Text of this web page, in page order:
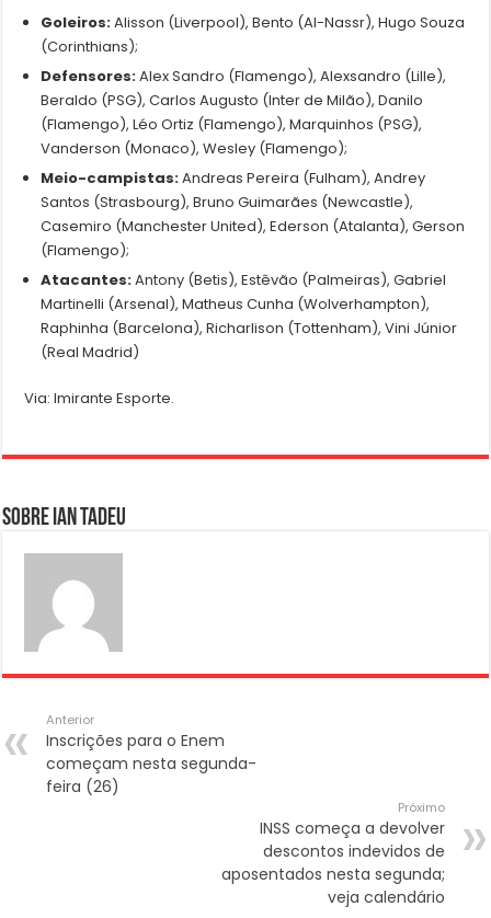
Goleiros:Alisson (Liverpool), Bento (Al-Nassr), Hugo Souza
(Corinthians);
Defensores:Alex Sandro (Flamengo), Alexsandro (Lille),
Beraldo (PSG), Carlos Augusto (Inter de Milão), Danilo
(Flamengo), Léo Ortiz (Flamengo), Marquinhos (PSG),
Vanderson (Monaco), Wesley (Flamengo);
Meio-campistas:Andreas Pereira (Fulham), Andrey
Santos (Strasbourg), Bruno Guimarães (Newcastle),
Casemiro (Manchester United), Ederson (Atalanta), Gerson
(Flamengo);
Atacantes:Antony (Betis), Estêvão (Palmeiras), Gabriel
Martinelli (Arsenal), Matheus Cunha (Wolverhampton),
Raphinha (Barcelona), Richarlison (Tottenham), Vini Júnior
(Real Madrid)
Via: Imirante Esporte.
Sobre Ian Tadeu
Anterior
Inscrições para o Enem
começam nesta segunda-
feira (26)
Próximo
INSS começa a devolver
descontos indevidos de
aposentados nesta segunda;
veja calendário